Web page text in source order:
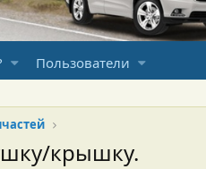
Пользователи
крышку.